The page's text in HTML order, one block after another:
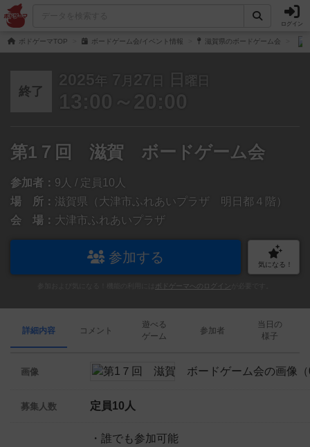
ログイン
ボドゲーマTOP ボードゲーム会/イベント情報 滋賀県のボードゲーム会
終了
2025 年 7 月 27 日 日 曜日
13:00～20:00
第1７回 滋賀 ボードゲーム会
参加者： 9人 / 定員10人
場 所： 滋賀県（大津市ふれあいプラザ 明日都４階）
会 場： 大津市ふれあいプラザ
参加する 気になる！
ボドゲーマへのログイン
詳細内容 コメント
遊べる
ゲーム
参加者
当日の
様子
画像
募集人数 定員10人
・誰でも参加可能